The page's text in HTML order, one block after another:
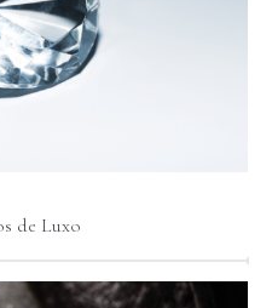
de Luxo